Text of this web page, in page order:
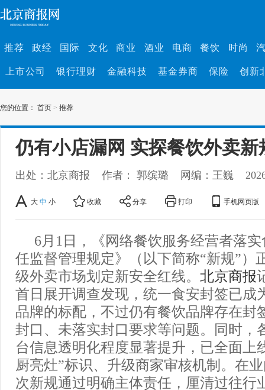
推荐 政经 国际 文化 商业 酒业 电商 餐饮 时尚
上市公司 银行理财 金融科技 基金券商 保险 创新
您的位置： 首页 > 推荐
仍有小店漏网 实探餐饮外卖新
出处：北京商报 作者： 郭缤璐 网编：王巍
大 中 小 收藏 分享 打印 手机网页版
6月1日，《网络餐饮服务经营者落
任监督管理规定》（以下简称“新规”）
级外卖市场划定新安全红线。 北京商报
首日展开调查发现，统一食安封签已成
品牌的标配，不过仍有餐饮品牌存在封
封口、未落实封口要求等问题。同时，
台信息透明化程度显著提升，已全面上
厨亮灶”标识、升级商家审核机制。在
次新规通过明确主体责任，厘清过往行